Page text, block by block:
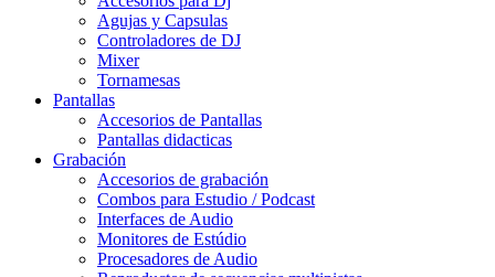
Agujas y Capsulas
Controladores de DJ
Mixer
Tornamesas
Pantallas
Accesorios de Pantallas
Pantallas didacticas
Grabación
Accesorios de grabación
Combos para Estudio / Podcast
Interfaces de Audio
Monitores de Estúdio
Procesadores de Audio